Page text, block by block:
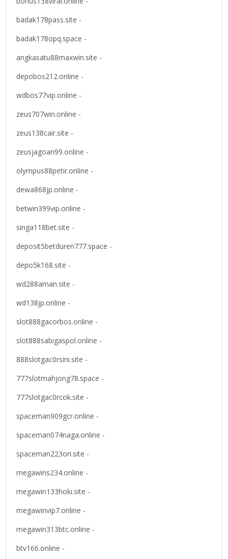
badak178pass.site -
badak178opq.space -
angkasatu88maxwin.site -
depobos212.online -
wdbos77vip.online -
zeus707win.online -
zeus138cair.site -
zeusjagoan99.online -
olympus88petir.online -
dewa868jp.online -
betwin399vip.online -
singa118bet.site -
deposit5betduren777.space -
depo5k168.site -
wd288aman.site -
wd138jp.online -
slot888gacorbos.online -
slot888sabigaspol.online -
888slotgac0rsini.site -
777slotmahjong78.space -
777slotgac0rcok.site -
spaceman909gcr.online -
spaceman074naga.online -
spaceman223ori.site -
megawins234.online -
megawin133hoki.site -
megawinvip7.online -
megawin313btc.online -
btv166.online -